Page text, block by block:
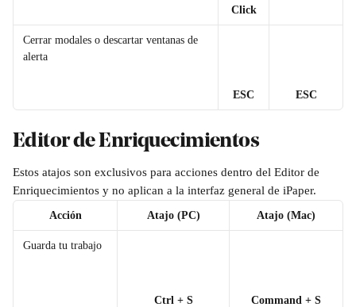
Click
Cerrar modales o descartar ventanas de
alerta
ESC ESC
Editor de Enriquecimientos
Estos atajos son exclusivos para acciones dentro del Editor de
Enriquecimientos y no aplican a la interfaz general de iPaper.
Acción Atajo (PC) Atajo (Mac)
Guarda tu trabajo
Ctrl + S Command + S